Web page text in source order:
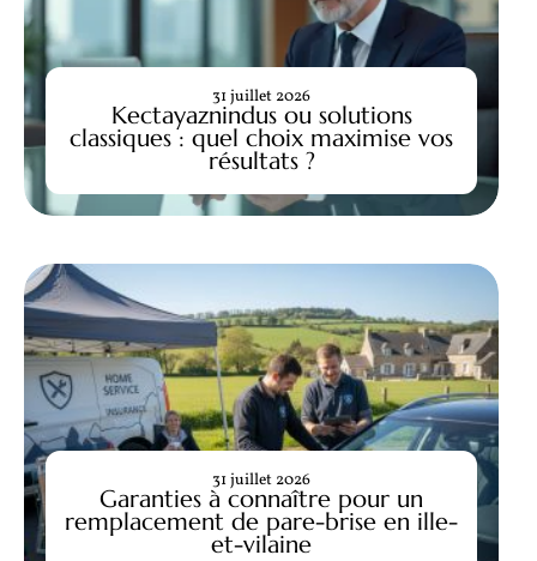
Kectayaznindus ou solutions
classiques : quel choix maximise vos
résultats ?
31 juillet 2026
Garanties à connaître pour un
remplacement de pare-brise en ille-
et-vilaine
31 juillet 2026